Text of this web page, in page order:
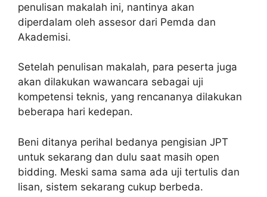
penulisan makalah ini, nantinya akan
diperdalam oleh assesor dari Pemda dan
Akademisi.
Setelah penulisan makalah, para peserta juga
akan dilakukan wawancara sebagai uji
kompetensi teknis, yang rencananya dilakukan
beberapa hari kedepan.
Beni ditanya perihal bedanya pengisian JPT
untuk sekarang dan dulu saat masih open
bidding. Meski sama sama ada uji tertulis dan
lisan, sistem sekarang cukup berbeda.